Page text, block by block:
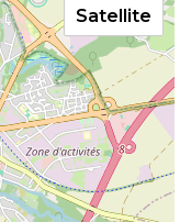
Satellite